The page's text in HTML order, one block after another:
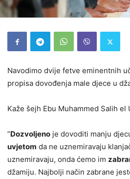
Navodimo dvije fetve eminentnih
propisa dovođenja male djece u
Kaže šejh Ebu Muhammed Salih
”Dozvoljeno je dovoditi manju
uvjetom da ne uznemiravaju
uznemiravaju, onda ćemo im
džamiju. Najbolji način zabrane